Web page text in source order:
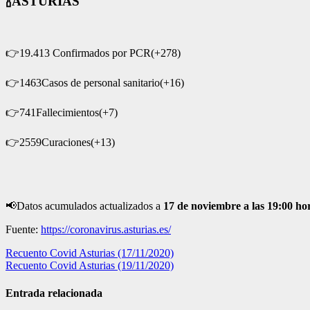
👉19.413 Confirmados por PCR(+278)
👉1463Casos de personal sanitario(+16)
👉741Fallecimientos(+7)
👉2559Curaciones(+13)
📢Datos acumulados actualizados a 17 de noviembre a las 19:00
Fuente: https://coronavirus.asturias.es/
Navegación
de
entradas
Recuento Covid Asturias (17/11/2020)
Recuento Covid Asturias (19/11/2020)
Entrada relacionada